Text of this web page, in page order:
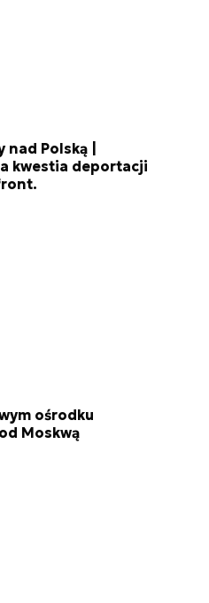
Polską |
kwestia deportacji
ośrodku
Moskwą